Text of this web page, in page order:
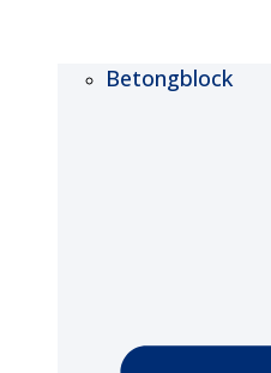
Betongblock